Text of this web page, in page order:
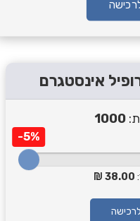
אינסטגרם
1000
-5%
38.00
לרכישה